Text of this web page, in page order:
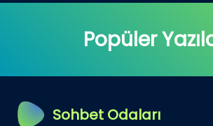
Popüler
Sohbet Odaları